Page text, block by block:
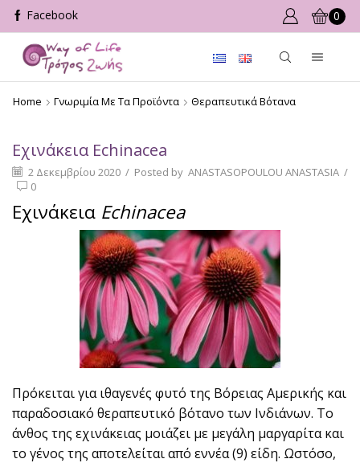
0
Home Γνωριμία Με Τα Προϊόντα Θεραπευτικά Βότανα
Eχινάκεια Echinacea
2 Δεκεμβρίου 2020 / Posted by ANASTASOPOULOU ANASTASIA /
0
Eχινάκεια Echinacea
Πρόκειται για ιθαγενές φυτό της Βόρειας Αμερικής και
παραδοσιακό θεραπευτικό βότανο των Ινδιάνων. Το
άνθος της εχινάκειας μοιάζει με μεγάλη μαργαρίτα και
το γένος της αποτελείται από εννέα (9) είδη. Ωστόσο,